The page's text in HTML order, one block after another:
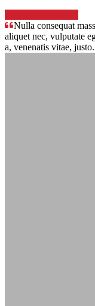
Nulla consequat
aliquet nec, vulputate
a, venenatis vitae, justo.